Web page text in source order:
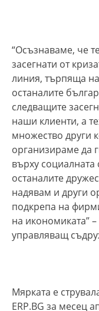
“Осъзнаваме, че
засегнати от
линия, търпяща
останалите
следващите
наши клиенти, а
множество други
организираме да
върху
останалите
надявам и други
подкрепа на
на икономиката”
управляващ
Мярката е
ERP.BG за месец